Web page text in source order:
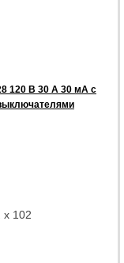
120 В 30 А 30 мА с
x 102